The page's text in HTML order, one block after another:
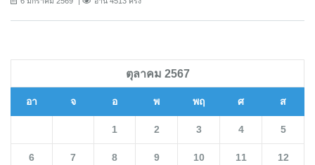
ตุลาคม 2567
อา จ อ พ พฤ ศ ส
1 2 3 4 5
6 7 8 9 10 11 12